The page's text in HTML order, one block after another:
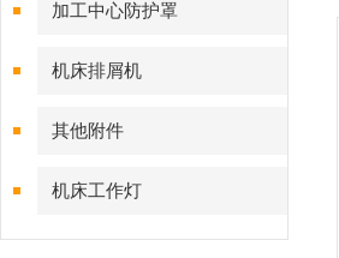
加工中心防护罩
机床排屑机
其他附件
机床工作灯